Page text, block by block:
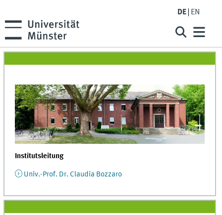
DE EN
Institutsleitung
Univ.-Prof. Dr. Claudia Bozzaro